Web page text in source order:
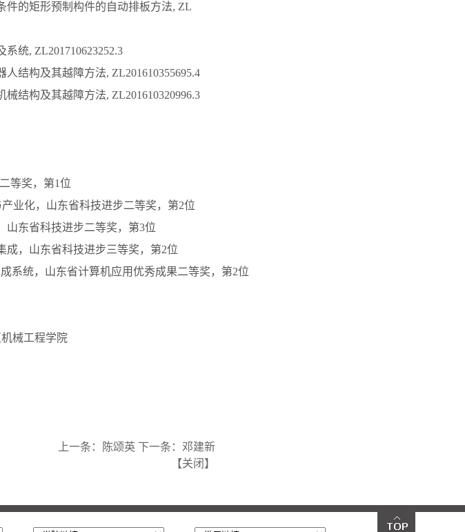
件的矩形预制构件的自动排板方法, ZL
统, ZL201710623252.3
结构及其越障方法, ZL201610355695.4
结构及其越障方法, ZL201610320996.3
等奖，第1位
业化，山东省科技进步二等奖，第2位
山东省科技进步二等奖，第3位
成，山东省科技进步三等奖，第2位
系统，山东省计算机应用优秀成果二等奖，第2位
械工程学院
上一条： 陈颂英 下一条： 邓建新
【关闭 】